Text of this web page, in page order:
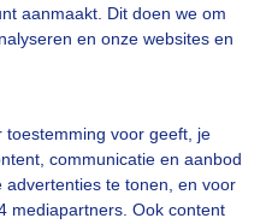
aanmaakt. Dit doen we om
en onze websites en
toestemming voor geeft, je
communicatie en aanbod
te tonen, en voor
mediapartners. Ook content